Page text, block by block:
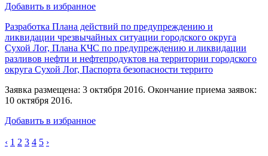
Добавить в избранное
Разработка Плана действий по предупреждению и
ликвидации чрезвычайных ситуации городского округа
Сухой Лог, Плана КЧС по предупреждению и ликвидации
разливов нефти и нефтепродуктов на территории городского
округа Сухой Лог, Паспорта безопасности террито
Заявка размещена: 3 октября 2016. Окончание приема заявок:
10 октября 2016.
Добавить в избранное
‹ 1 2 3 4 5 ›